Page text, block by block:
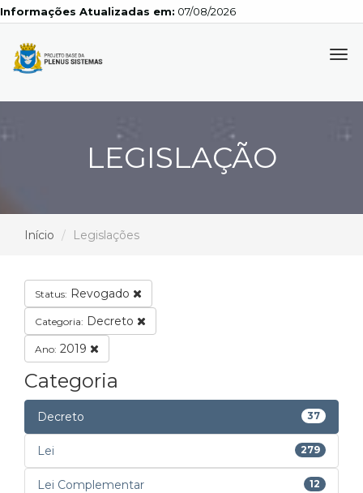
Atualizadas em: 07/08/2026
LEGISLAÇÃO
Início Legislações
Status: Revogado
Categoria: Decreto
Ano: 2019
Categoria
Decreto 37
Lei 279
Lei Complementar 12